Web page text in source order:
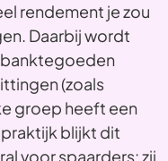
rendement je zou
Daarbij wordt
(zoals
groep heeft een
blijkt dit
voor spaarders: zij